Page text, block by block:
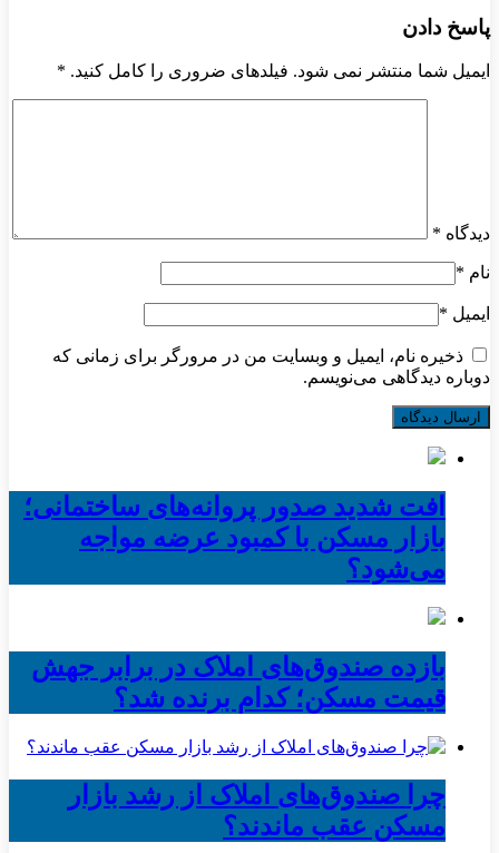
پاسخ دادن
ایمیل شما منتشر نمی شود. فیلدهای ضروری را کامل کنید. *
دیدگاه *
نام *
ایمیل *
ذخیره نام، ایمیل و وبسایت من در مرورگر برای زمانی که
دوباره دیدگاهی می‌نویسم.
افت شدید صدور پروانه‌های ساختمانی؛
بازار مسکن با کمبود عرضه مواجه
می‌شود؟
بازده صندوق‌های املاک در برابر جهش
قیمت مسکن؛ کدام برنده شد؟
چرا صندوق‌های املاک از رشد بازار
مسکن عقب ماندند؟